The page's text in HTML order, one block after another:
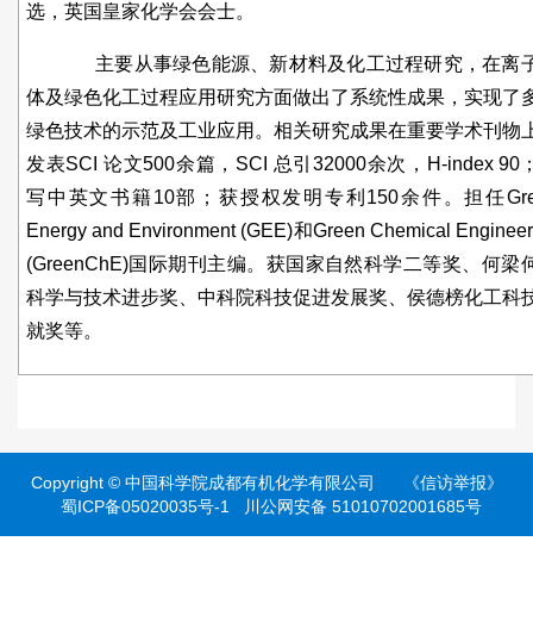
选，英国皇家化学会会士。
主要从事绿色能源、新材料及化工过程研究，在离
体及绿色化工过程应用研究方面做出了系统性成果，实现了
绿色技术的示范及工业应用。相关研究成果在重要学术刊物
发表SCI 论文500余篇，SCI 总引32000余次，H-index 90
写中英文书籍10部；获授权发明专利150余件。担任
Energy and Environment (GEE)和Green Chemical
(GreenChE)国际期刊主编。获国家自然科学二等奖、何梁
科学与技术进步奖、中科院科技促进发展奖、侯德榜化工科
就奖等。
Copyright © 中国科学院成都有机化学有限公司
《信访举报》
蜀ICP备05020035号-1
川公网安备 51010702001685号